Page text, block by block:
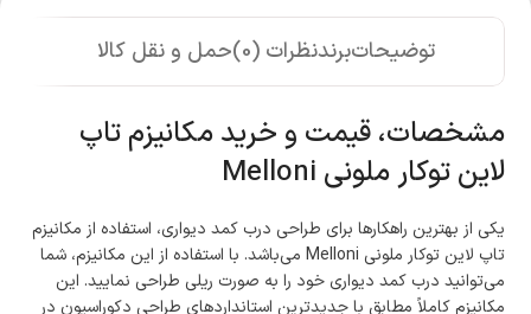
توضیحاتبرندنظرات (0) حمل و نقل کالا
مشخصات، قیمت و خرید مکانیزم تاپ
لاین توکار ملونی Melloni
یکی از بهترین راهکارها برای طراحی درب کمد دیواری، استفاده از مکانیزم
تاپ لاین توکار ملونی Melloni می‌­باشد. با استفاده از این مکانیزم، شما
می‌­توانید درب کمد دیواری خود را به صورت ریلی طراحی نمایید. این
مکانیزم کاملاً مطابق با جدیدترین استانداردهای طراحی دکوراسیون در